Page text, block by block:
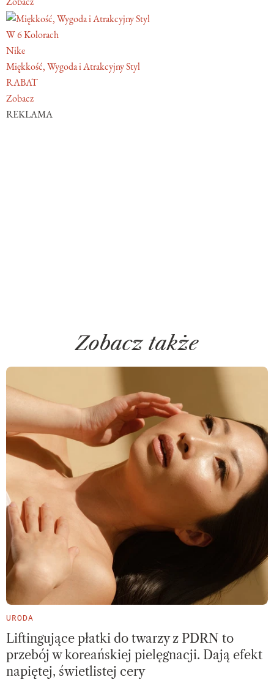
W 6 Kolorach
Nike
Miękkość, Wygoda i Atrakcyjny Styl
RABAT
Zobacz
REKLAMA
Zobacz także
URODA
Liftingujące płatki do twarzy z PDRN to
przebój w koreańskiej pielęgnacji. Dają efekt
napiętej, świetlistej cery